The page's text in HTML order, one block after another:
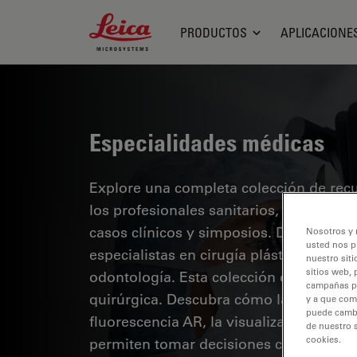
Leica Microsystems Logo
PRODUCTOS
Especialidades médicas
Explore una completa colección de
los profesionales sanitarios, que
casos clínicos y simposios. Diseñada
especialistas en cirugía plástica y
odontología. Esta colección destaca
quirúrgica. Descubra cómo las
fluorescencia AR, la visualización 3D
permiten tomar decisiones con
Nosotros y
usted nos
nuestro
sitios web,
campañas
y a que
puede
de nuestro
cookies.